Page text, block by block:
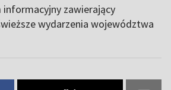
informacyjny zawierający
wydarzenia województwa